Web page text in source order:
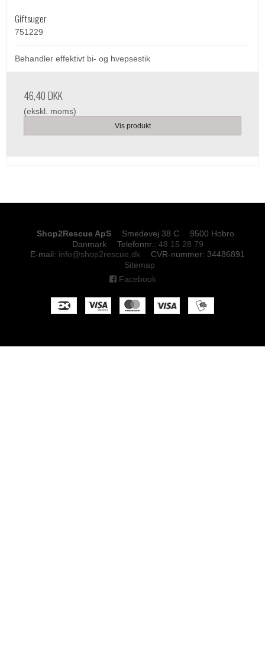
Giftsuger
751229
Behandler effektivt bi- og hvepsestik
46,40 DKK
(ekskl. moms)
Vis produkt
Shop2Rescue ApS Smedevej 38 C
9500 Hobro
Danmark
Telefonnr. : 48 15 28 79
E-mail: info@shop2rescue.dk CVR-nummer: 34486891
Sitemap
Facebook